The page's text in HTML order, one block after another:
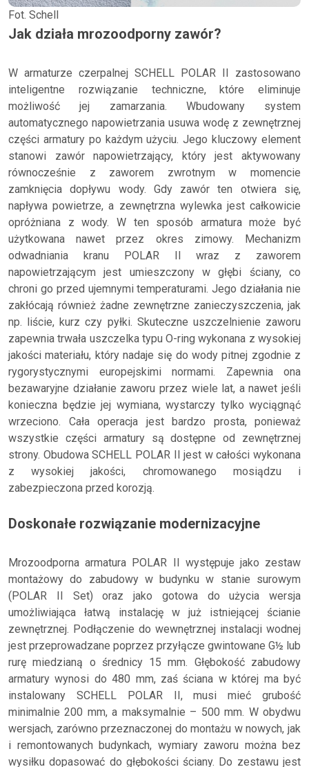
Fot. Schell
Jak działa mrozoodporny zawór?
W armaturze czerpalnej SCHELL POLAR II zastosowano
inteligentne rozwiązanie techniczne, które eliminuje
możliwość jej zamarzania. Wbudowany system
automatycznego napowietrzania usuwa wodę z zewnętrznej
części armatury po każdym użyciu. Jego kluczowy element
stanowi zawór napowietrzający, który jest aktywowany
równocześnie z zaworem zwrotnym w momencie
zamknięcia dopływu wody. Gdy zawór ten otwiera się,
napływa powietrze, a zewnętrzna wylewka jest całkowicie
opróżniana z wody. W ten sposób armatura może być
użytkowana nawet przez okres zimowy. Mechanizm
odwadniania kranu POLAR II wraz z zaworem
napowietrzającym jest umieszczony w głębi ściany, co
chroni go przed ujemnymi temperaturami. Jego działania nie
zakłócają również żadne zewnętrzne zanieczyszczenia, jak
np. liście, kurz czy pyłki. Skuteczne uszczelnienie zaworu
zapewnia trwała uszczelka typu O-ring wykonana z wysokiej
jakości materiału, który nadaje się do wody pitnej zgodnie z
rygorystycznymi europejskimi normami. Zapewnia ona
bezawaryjne działanie zaworu przez wiele lat, a nawet jeśli
konieczna będzie jej wymiana, wystarczy tylko wyciągnąć
wrzeciono. Cała operacja jest bardzo prosta, ponieważ
wszystkie części armatury są dostępne od zewnętrznej
strony. Obudowa SCHELL POLAR II jest w całości wykonana
z wysokiej jakości, chromowanego mosiądzu i
zabezpieczona przed korozją.
Doskonałe rozwiązanie modernizacyjne
Mrozoodporna armatura POLAR II występuje jako zestaw
montażowy do zabudowy w budynku w stanie surowym
(POLAR II Set) oraz jako gotowa do użycia wersja
umożliwiająca łatwą instalację w już istniejącej ścianie
zewnętrznej. Podłączenie do wewnętrznej instalacji wodnej
jest przeprowadzane poprzez przyłącze gwintowane G½ lub
rurę miedzianą o średnicy 15 mm. Głębokość zabudowy
armatury wynosi do 480 mm, zaś ściana w której ma być
instalowany SCHELL POLAR II, musi mieć grubość
minimalnie 200 mm, a maksymalnie – 500 mm. W obydwu
wersjach, zarówno przeznaczonej do montażu w nowych, jak
i remontowanych budynkach, wymiary zaworu można bez
wysiłku dopasować do głębokości ściany. Do zestawu jest